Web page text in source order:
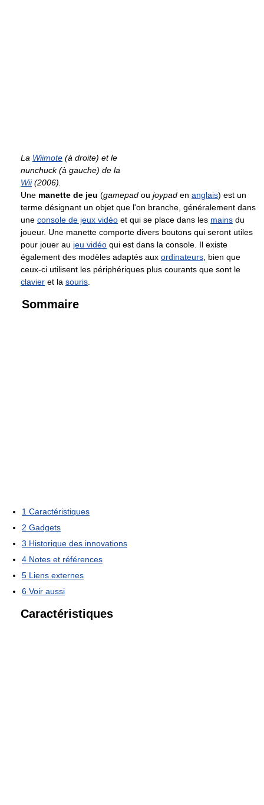
La Wiimote (à droite) et le
nunchuck (à gauche) de la
Wii(2006).
Une manette de jeu (gamepad ou joypad en anglais) est un
terme désignant un objet que l'on branche, généralement dans
une console de jeux vidéo et qui se place dans les mains du
joueur. Une manette comporte divers boutons qui seront utiles
pour jouer au jeu vidéo qui est dans la console. Il existe
également des modèles adaptés aux ordinateurs , bien que
ceux-ci utilisent les périphériques plus courants que sont le
clavier et la souris
Sommaire
1 Caractéristiques
2 Gadgets
3 Historique des innovations
4 Notes et références
5 Liens externes
6 Voir aussi
Caractéristiques